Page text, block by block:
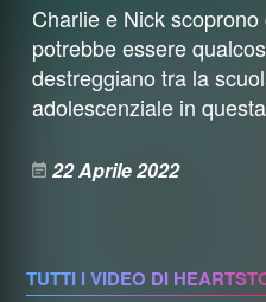
Charlie e Nick
potrebbe essere
destreggiano tra la
adolescenziale in
22 Aprile 2022
TUTTI I VIDEO DI